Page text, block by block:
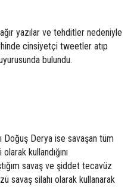
yazılar ve tehditler nedeniyle
cinsiyetçi tweetler atıp
bulundu.
Doğuş Derya ise savaşan tüm
kullandığını
savaş ve şiddet tecavüz
savaş silahı olarak kullanarak